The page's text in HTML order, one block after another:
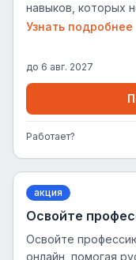
навыков, которых
мирового уровня,
отмечают
с нетерпением
Узнать подробнее
до 6 авг. 2027
Работает?
акция
Освойте
Освойте
онлайн, помогая